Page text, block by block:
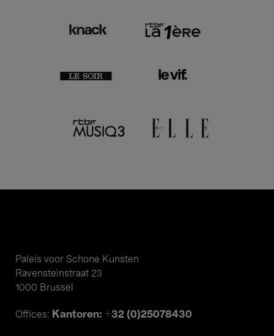
Paleis voor Schone Kunsten
Ravensteinstraat 23
1000 Brussel
Offices: Kantoren: +32 (0)25078430